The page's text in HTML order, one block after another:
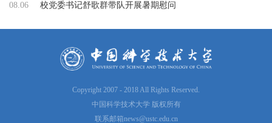
08.06 校党委书记舒歌群带队开展暑期慰问
Copyright 2007 - 2018 All Rights Reserved.
中国科学技术大学 版权所有
联系邮箱news@ustc.edu.cn